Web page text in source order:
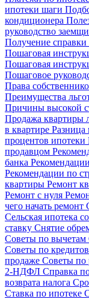
ипотеки шаги
кондиционера
руководство
Получение
Пошаговая
Пошаговая
Пошаговое
Права
Преимущества
Причины высокой
Продажа квартиры
в квартире Разница
процентов ипотеки
продавцом
банка
Рекомендации по
квартиры Ремонт
Ремонт с нуля
чего начать ремонт
Сельская ипотека
ставку Снятие
Советы по вычетам
Советы по
продаже Советы по
2-НДФЛ Справка
возврата налога
Ставка по ипотеке